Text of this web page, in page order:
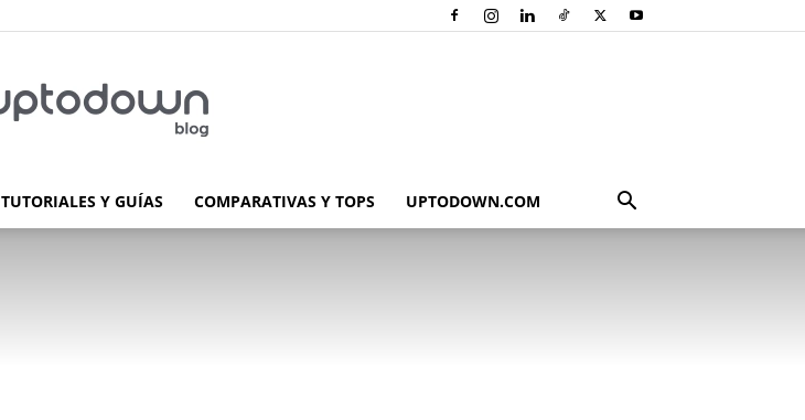
Blog
TUTORIALES Y GUÍAS COMPARATIVAS Y TOPS UPTODOWN.COM